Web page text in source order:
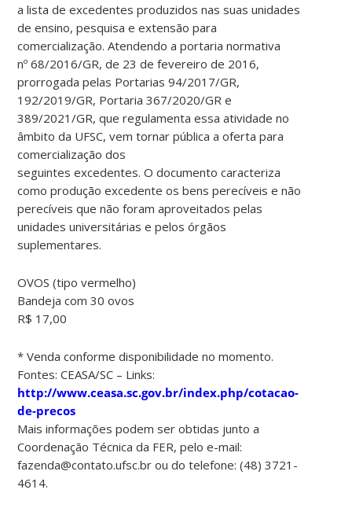
a lista de excedentes produzidos nas suas unidades
de ensino, pesquisa e extensão para
comercialização. Atendendo a portaria normativa
nº 68/2016/GR, de 23 de fevereiro de 2016,
prorrogada pelas Portarias 94/2017/GR,
192/2019/GR, Portaria 367/2020/GR e
389/2021/GR, que regulamenta essa atividade no
âmbito da UFSC, vem tornar pública a oferta para
comercialização dos
seguintes excedentes. O documento caracteriza
como produção excedente os bens perecíveis e não
perecíveis que não foram aproveitados pelas
unidades universitárias e pelos órgãos
suplementares.
OVOS (tipo vermelho)
Bandeja com 30 ovos
R$ 17,00
* Venda conforme disponibilidade no momento.
Fontes: CEASA/SC – Links:
http://www.ceasa.sc.gov.br/index.php/cotacao-
de-precos
Mais informações podem ser obtidas junto a
Coordenação Técnica da FER, pelo e-mail:
fazenda@contato.ufsc.br ou do telefone: (48) 3721-
4614.